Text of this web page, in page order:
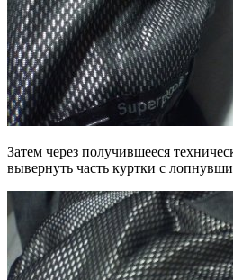
Затем через получившееся
вывернуть часть куртки с